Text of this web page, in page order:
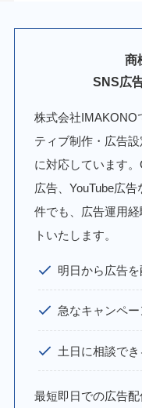
商
SNS広
株式会社IMAKONO
ティブ制作・広告
に対応しています
広告、YouTube広
件でも、広告運用
トいたします。
明日から広告
急なキャンペ
土日に相談で
最短即日での広告